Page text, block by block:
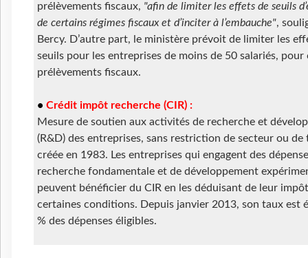
prélèvements fiscaux, "afin de limiter les effets de seuils
de certains régimes fiscaux et d’inciter à l’embauche",
Bercy. D’autre part, le ministère prévoit de limiter les
seuils pour les entreprises de moins de 50 salariés, pour
prélèvements fiscaux.
• Crédit impôt recherche (CIR) :
Mesure de soutien aux activités de recherche et
(R&D) des entreprises, sans restriction de secteur ou de
créée en 1983. Les entreprises qui engagent des
recherche fondamentale et de développement
peuvent bénéficier du CIR en les déduisant de leur
certaines conditions. Depuis janvier 2013, son taux est
% des dépenses éligibles.